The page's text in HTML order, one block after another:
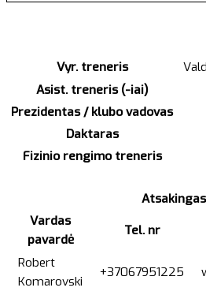
Vyr. treneris
Asist. treneris (-iai)
Prezidentas / klubo vadovas
Daktaras
Fizinio rengimo treneris
Vardas
pavardė
Tel. nr
Robert
Komarovski
+37067951225